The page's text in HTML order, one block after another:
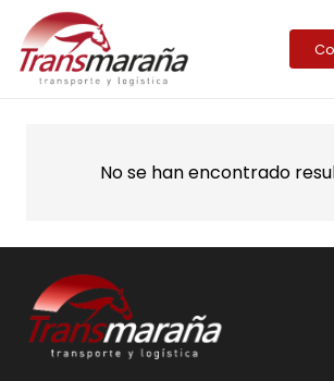
No se han encontrado